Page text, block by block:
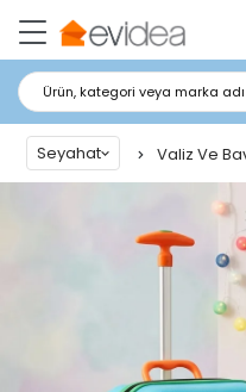
Ürün, kategori veya marka adı
Seyahat Valiz Ve